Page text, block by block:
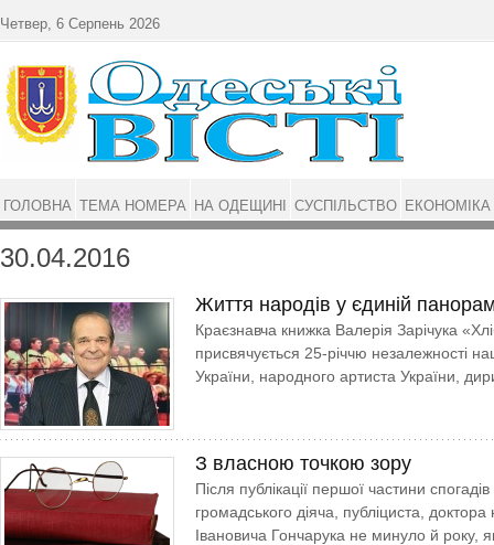
30.04.2016
Життя народів у єдиній
Краєзнавча книжка Валерія Зарічука
присвячується 25-річчю незалежності
України, народного артиста України,
З власною точкою зору
Після публікації першої частини
громадського діяча, публіциста,
Івановича Гончарука не минуло й року,
Четвер, 6 Серпень 2026
ГОЛОВНА ТЕМА НОМЕРА НА ОДЕЩИНІ СУСПІЛЬСТВО ЕКОНОМІКА